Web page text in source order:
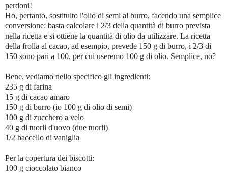
perdoni!
Ho, pertanto, sostituito l'olio di semi al burro, facendo una semplice
conversione: basta calcolare i 2/3 della quantità di burro prevista
nella ricetta e si ottiene la quantità di olio da utilizzare. La ricetta
della frolla al cacao, ad esempio, prevede 150 g di burro, i 2/3 di
150 sono pari a 100, per cui useremo 100 g di olio. Semplice, no?
Bene, vediamo nello specifico gli ingredienti:
235 g di farina
15 g di cacao amaro
150 g di burro (io 100 g di olio di semi)
100 g di zucchero a velo
40 g di tuorli d'uovo (due tuorli)
1/2 baccello di vaniglia
Per la copertura dei biscotti:
100 g cioccolato bianco